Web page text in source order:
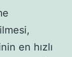
en hızlı